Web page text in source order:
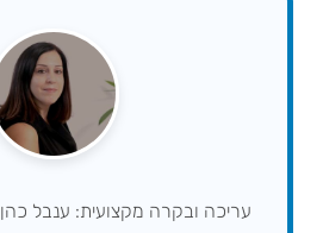
עריכה ובקרה מקצועית: ענבל כהן